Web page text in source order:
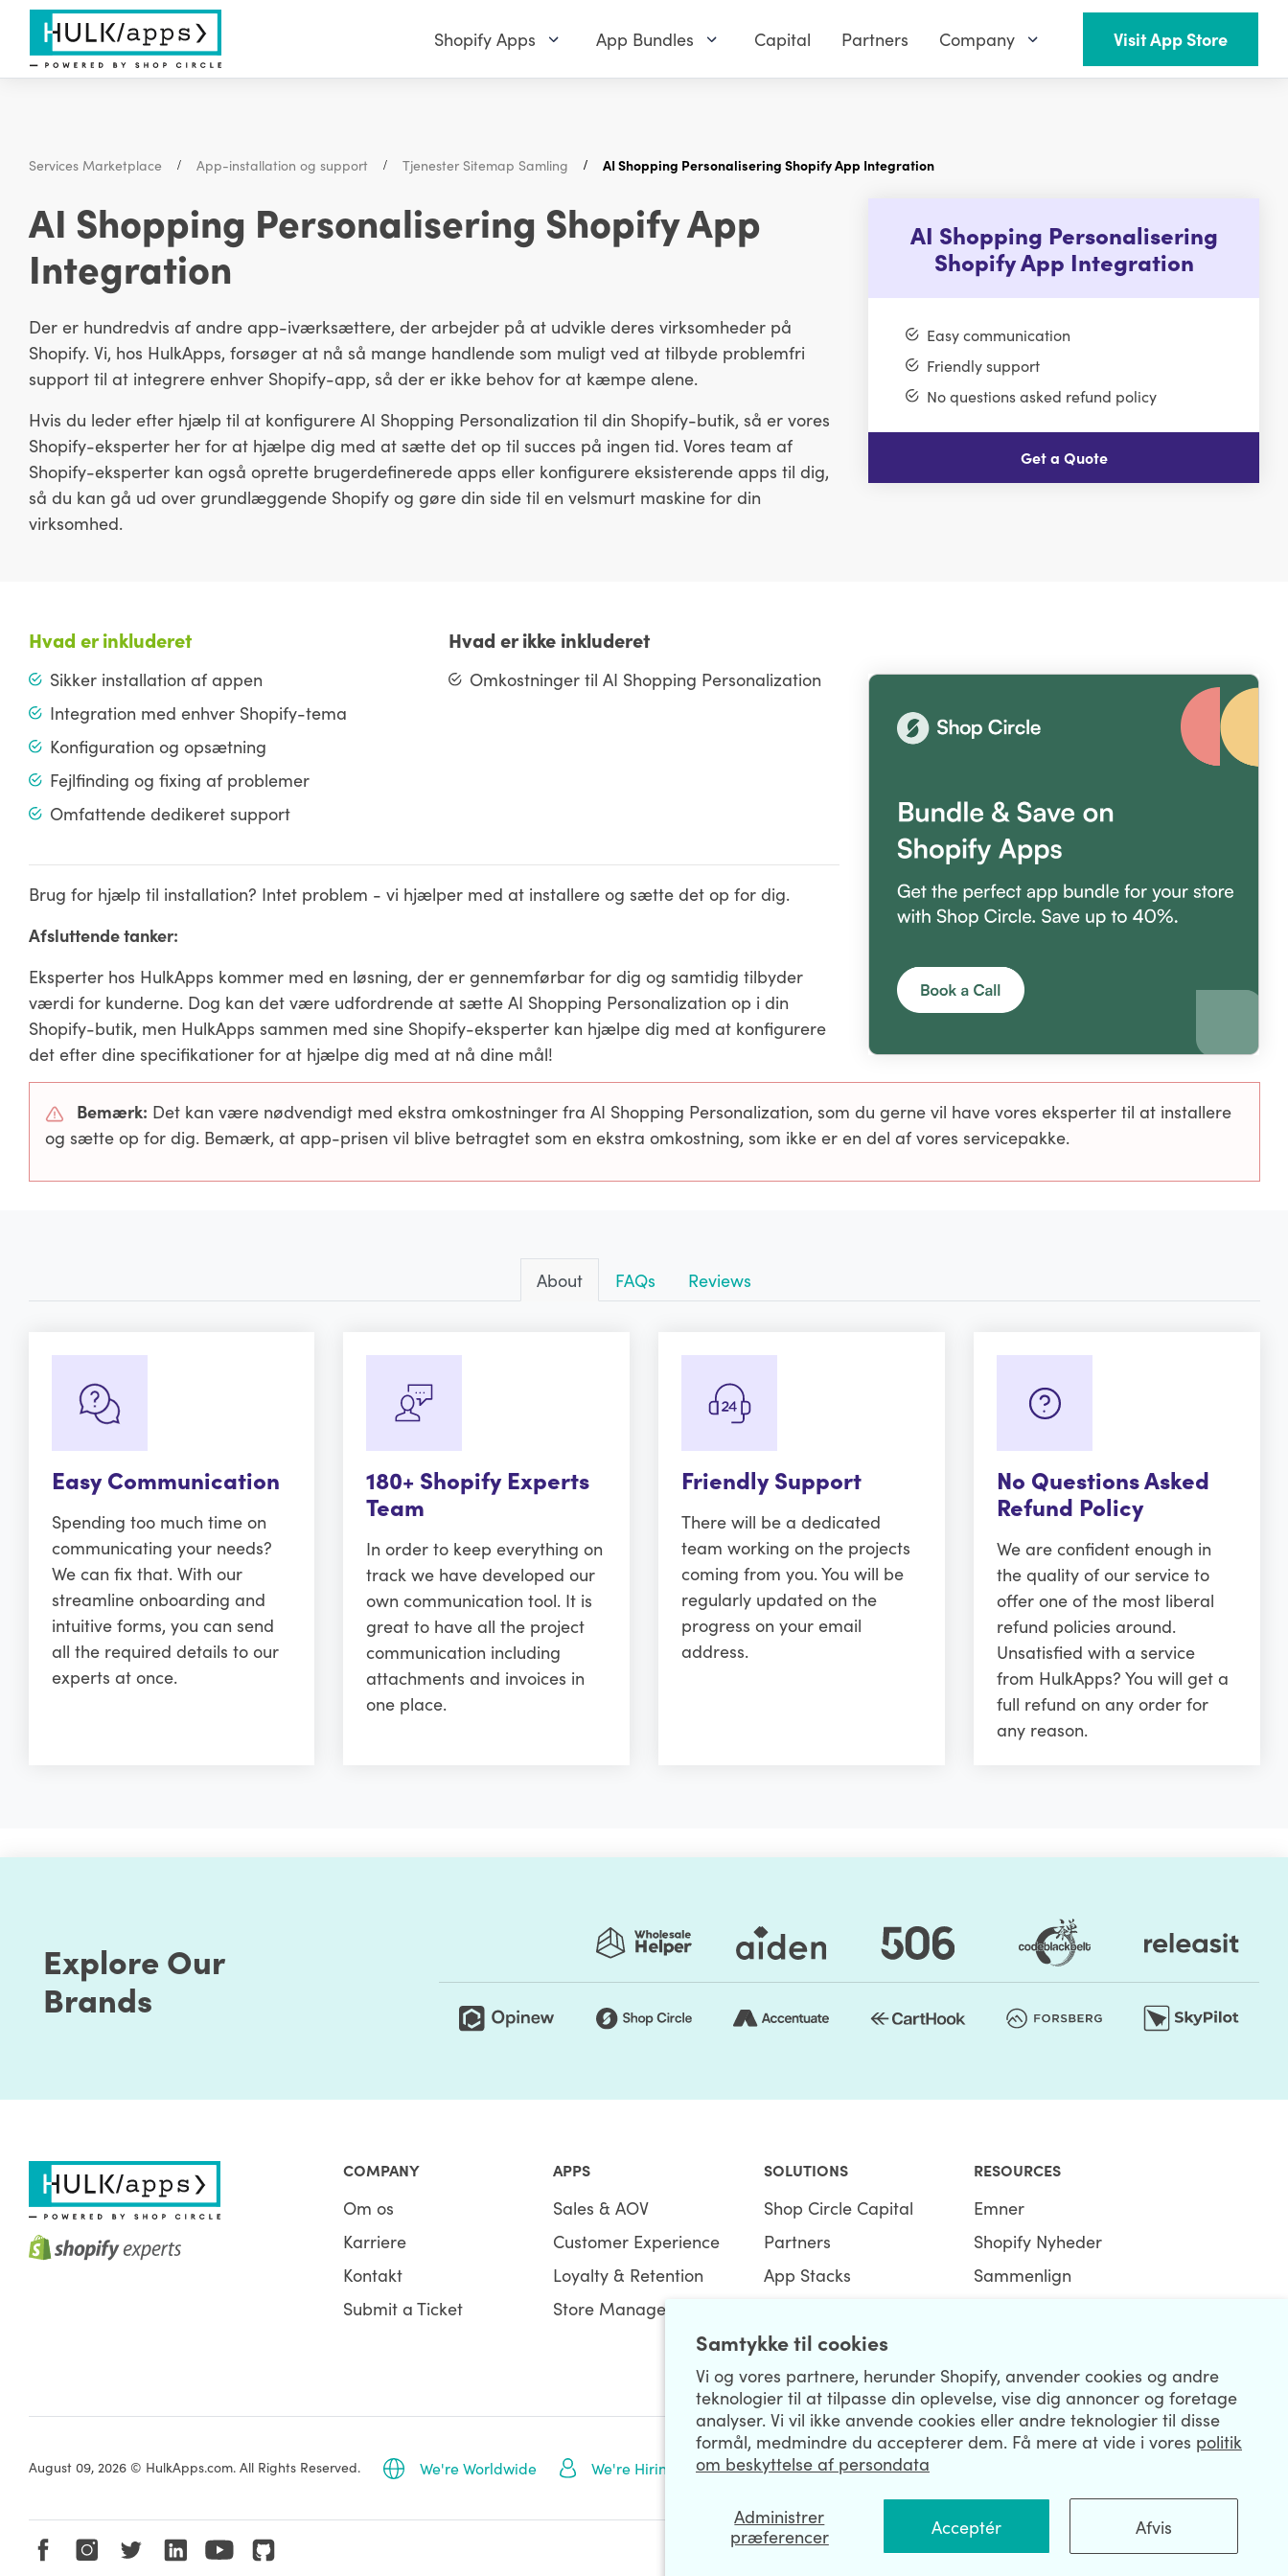
Samtykke til cookies
Vi og vores partnere, herunder Shopify, anvender cookies og andre
teknologier til at tilpasse din oplevelse, vise dig annoncer og foretage
analyser. Vi vil ikke anvende cookies eller andre teknologier til disse
formål, medmindre du accepterer dem. Få mere at vide i vores politik
om beskyttelse af persondata
Administrer
præferencer
Acceptér Afvis
Shopify Apps App Bundles Capital Partners Company Visit App Store
Services Marketplace App-installation og support Tjenester Sitemap Samling AI Shopping Personalisering Shopify App Integration
AI Shopping Personalisering Shopify App
Integration
Der er hundredvis af andre app-iværksættere, der arbejder på at udvikle deres virksomheder på
Shopify. Vi, hos HulkApps, forsøger at nå så mange handlende som muligt ved at tilbyde problemfri
support til at integrere enhver Shopify-app, så der er ikke behov for at kæmpe alene.
Hvis du leder efter hjælp til at konfigurere AI Shopping Personalization til din Shopify-butik, så er vores
Shopify-eksperter her for at hjælpe dig med at sætte det op til succes på ingen tid. Vores team af
Shopify-eksperter kan også oprette brugerdefinerede apps eller konfigurere eksisterende apps til dig,
så du kan gå ud over grundlæggende Shopify og gøre din side til en velsmurt maskine for din
virksomhed.
AI Shopping Personalisering
Shopify App Integration
Easy communication
Friendly support
No questions asked refund policy
Get a Quote
Hvad er inkluderet
Sikker installation af appen
Integration med enhver Shopify-tema
Konfiguration og opsætning
Fejlfinding og fixing af problemer
Omfattende dedikeret support
Hvad er ikke inkluderet
Omkostninger til AI Shopping Personalization
Brug for hjælp til installation? Intet problem - vi hjælper med at installere og sætte det op for dig.
Afsluttende tanker:
Eksperter hos HulkApps kommer med en løsning, der er gennemførbar for dig og samtidig tilbyder
værdi for kunderne. Dog kan det være udfordrende at sætte AI Shopping Personalization op i din
Shopify-butik, men HulkApps sammen med sine Shopify-eksperter kan hjælpe dig med at konfigurere
det efter dine specifikationer for at hjælpe dig med at nå dine mål!
Bemærk: Det kan være nødvendigt med ekstra omkostninger fra AI Shopping Personalization, som du gerne vil have vores eksperter til at installere
og sætte op for dig. Bemærk, at app-prisen vil blive betragtet som en ekstra omkostning, som ikke er en del af vores servicepakke.
About FAQs Reviews
Easy Communication
Spending too much time on
communicating your needs?
We can fix that. With our
streamline onboarding and
intuitive forms, you can send
all the required details to our
experts at once.
180+ Shopify Experts
Team
In order to keep everything on
track we have developed our
own communication tool. It is
great to have all the project
communication including
attachments and invoices in
one place.
Friendly Support
There will be a dedicated
team working on the projects
coming from you. You will be
regularly updated on the
progress on your email
address.
No Questions Asked
Refund Policy
We are confident enough in
the quality of our service to
offer one of the most liberal
refund policies around.
Unsatisfied with a service
from HulkApps? You will get a
full refund on any order for
any reason.
Explore Our
Brands
COMPANY
Om os
Karriere
Kontakt
Submit a Ticket
APPS
Sales & AOV
Customer Experience
Loyalty & Retention
Store Management
SOLUTIONS
Shop Circle Capital
Partners
App Stacks
RESOURCES
Emner
Shopify Nyheder
Sammenlign
August 09, 2026 © HulkApps.com. All Rights Reserved. We're Worldwide We're Hiring NEWSLETTER
Data Processing Addendum Privacy Policy | Security Terms & Conditions | Sitemap